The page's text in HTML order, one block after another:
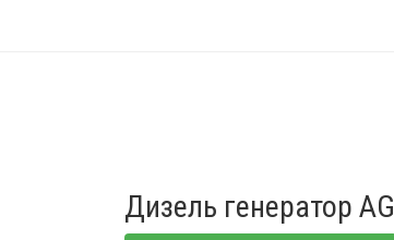
Дизель генератор